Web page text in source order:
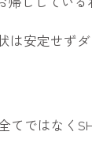
安定せずダ
ではなく